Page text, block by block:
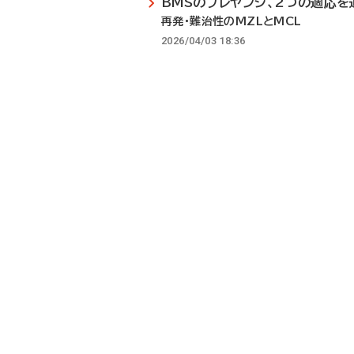
再発・難治性のMZLとMCL
2026/04/03 18:36